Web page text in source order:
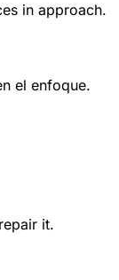
in approach.
el enfoque.
it.